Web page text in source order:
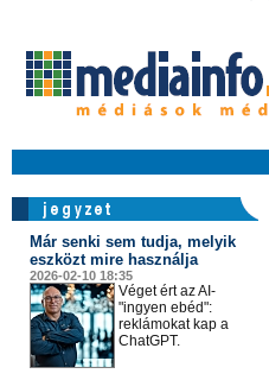
Már senki sem tudja, melyik
eszközt mire használja
2026-02-10 18:35
Véget ért az AI-
"ingyen ebéd":
reklámokat kap a
ChatGPT.